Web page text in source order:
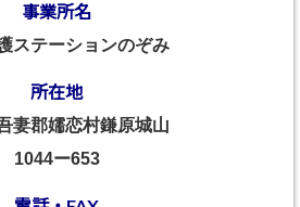
事業所名
ステーションのぞみ
所在地
妻郡嬬恋村鎌原城山
1044ー653